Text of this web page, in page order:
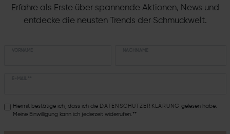
Erfahre als Erste über spannende Aktionen, News und
entdecke die neusten Trends der Schmuckwelt.
Hiermit bestätige ich, dass ich die DATEN­SCHUTZ­ERKLÄRUNG gelesen habe.
Meine Einwilligung kann ich jederzeit widerrufen.**